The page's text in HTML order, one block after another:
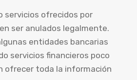
servicios ofrecidos por
ser anulados legalmente.
entidades bancarias
servicios financieros poco
ofrecer toda la información